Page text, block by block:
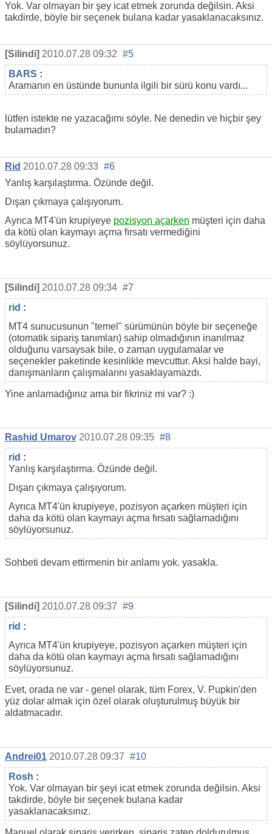
Yok. Var olmayan bir şey icat etmek zorunda değilsin. Aksi
takdirde, böyle bir seçenek bulana kadar yasaklanacaksınız.
[Silindi] 2010.07.28 09:32 #5
BARS :
Aramanın en üstünde bununla ilgili bir sürü konu vardı...
lütfen istekte ne yazacağımı söyle. Ne denedin ve hiçbir şey
bulamadın?
Rid 2010.07.28 09:33 #6
Yanlış karşılaştırma. Özünde değil.
Dışarı çıkmaya çalışıyorum.
Ayrıca MT4'ün krupiyeye pozisyon açarken müşteri için daha
da kötü olan kaymayı açma fırsatı vermediğini
söylüyorsunuz.
[Silindi] 2010.07.28 09:34 #7
rid :
MT4 sunucusunun "temel" sürümünün böyle bir seçeneğe
(otomatik sipariş tanımları) sahip olmadığının inanılmaz
olduğunu varsaysak bile, o zaman uygulamalar ve
seçenekler paketinde kesinlikle mevcuttur. Aksi halde bayi,
danışmanların çalışmalarını yasaklayamazdı.
Yine anlamadığınız ama bir fikriniz mi var? :)
Rashid Umarov 2010.07.28 09:35 #8
rid :
Yanlış karşılaştırma. Özünde değil.
Dışarı çıkmaya çalışıyorum.
Ayrıca MT4'ün krupiyeye, pozisyon açarken müşteri için
daha da kötü olan kaymayı açma fırsatı sağlamadığını
söylüyorsunuz.
Sohbeti devam ettirmenin bir anlamı yok. yasakla.
[Silindi] 2010.07.28 09:37 #9
rid :
Ayrıca MT4'ün krupiyeye, pozisyon açarken müşteri için
daha da kötü olan kaymayı açma fırsatı sağlamadığını
söylüyorsunuz.
Evet, orada ne var - genel olarak, tüm Forex, V. Pupkin'den
yüz dolar almak için özel olarak oluşturulmuş büyük bir
aldatmacadır.
Andrei01 2010.07.28 09:37 #10
Rosh :
Yok. Var olmayan bir şeyi icat etmek zorunda değilsin. Aksi
takdirde, böyle bir seçenek bulana kadar
yasaklanacaksınız.